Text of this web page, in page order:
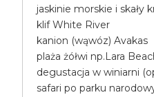
jaskinie morskie i skały
klif White River
kanion (wąwóz) Avakas
plaża żółwi np.Lara
degustacja w winiarni
safari po parku